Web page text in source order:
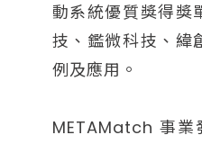
動系統優質獎得獎
技、鑑微科技、緯
例及應用。
METAMatch 事